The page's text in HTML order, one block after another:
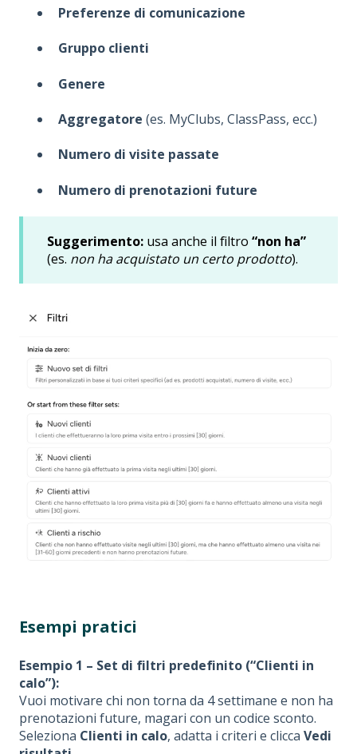
Preferenze di comunicazione
Gruppo clienti
Genere
Aggregatore (es. MyClubs, ClassPass, ecc.)
Numero di visite passate
Numero di prenotazioni future
Suggerimento: usa anche il filtro “non ha”
(es. non ha acquistato un certo prodotto).
Esempi pratici
Esempio 1 – Set di filtri predefinito (“Clienti in
calo”):
Vuoi motivare chi non torna da 4 settimane e non ha
prenotazioni future, magari con un codice sconto.
Seleziona Clienti in calo, adatta i criteri e clicca Vedi